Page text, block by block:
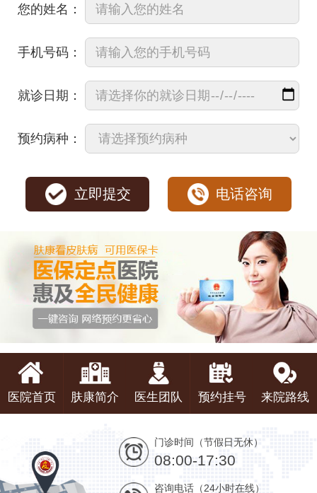
您的姓名：
手机号码：
就诊日期：
预约病种：
立即提交 电话咨询
医院首页 肤康简介 医生团队 预约挂号 来院路线
门诊时间（节假日无休）
08:00-17:30
咨询电话（24小时在线）